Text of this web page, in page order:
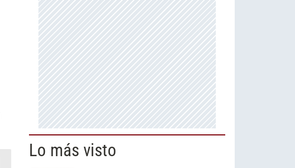
Lo más visto